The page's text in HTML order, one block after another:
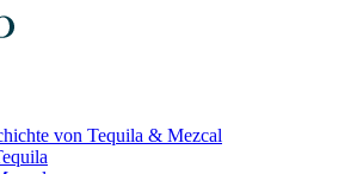
von Tequila & Mezcal